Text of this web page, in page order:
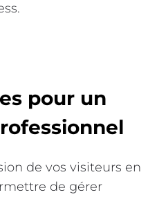
pour un
de vos visiteurs en
de gérer